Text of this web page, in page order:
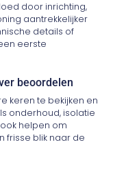
door inrichting,
aantrekkelijker
details of
eerste
beoordelen
keren te bekijken en
onderhoud, isolatie
helpen om
frisse blik naar de